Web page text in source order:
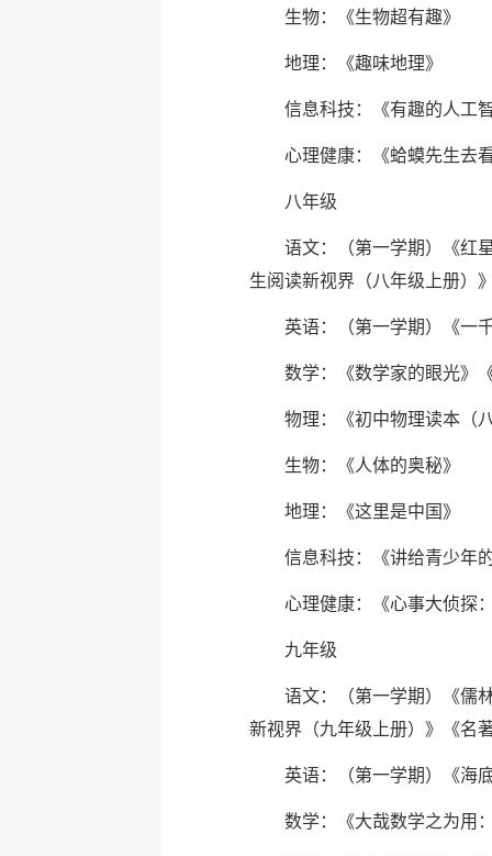
生物：《生物超有趣》
地理：《趣味地理》
信息科技：《有趣的人工
心理健康：《蛤蟆先生去
八年级
语文：（第一学期）《红
生阅读新视界（八年级上册）
英语：（第一学期）《一
数学：《数学家的眼光》
物理：《初中物理读本（
生物：《人体的奥秘》
地理：《这里是中国》
信息科技：《讲给青少年
心理健康：《心事大侦探
九年级
语文：（第一学期）《儒
新视界（九年级上册）》《名
英语：（第一学期）《海
数学：《大哉数学之为用